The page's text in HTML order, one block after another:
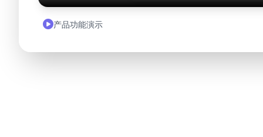
产品功能演示